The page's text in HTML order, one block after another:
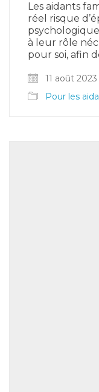
Les aidants
réel risque
à leur rôle
pour soi, afin
11 août 2023
Pour les